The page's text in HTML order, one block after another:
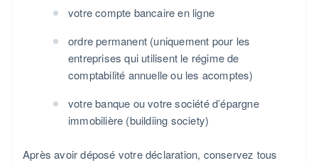
votre compte bancaire en ligne
ordre permanent (uniquement pour les
entreprises qui utilisent le régime de
comptabilité annuelle ou les acomptes)
votre banque ou votre société d’épargne
immobilière (buildiing society)
Après avoir déposé votre déclaration, conservez tous